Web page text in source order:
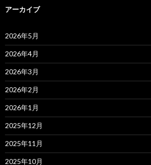
アーカイブ
2026年5月
2026年4月
2026年3月
2026年2月
2026年1月
2025年12月
2025年11月
2025年10月